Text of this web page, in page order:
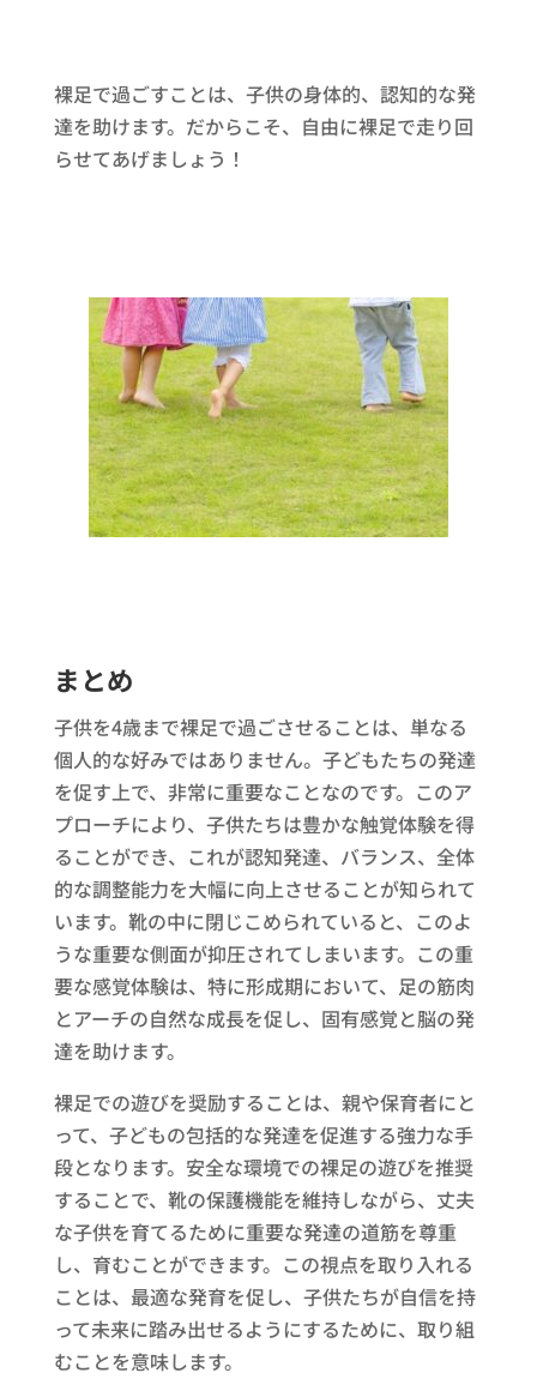
裸足で過ごすことは、子供の身体的、認知的な発
達を助けます。だからこそ、自由に裸足で走り回
らせてあげましょう！
まとめ
子供を4歳まで裸足で過ごさせることは、単なる
個人的な好みではありません。子どもたちの発達
を促す上で、非常に重要なことなのです。このア
プローチにより、子供たちは豊かな触覚体験を得
ることができ、これが認知発達、バランス、全体
的な調整能力を大幅に向上させることが知られて
います。靴の中に閉じこめられていると、このよ
うな重要な側面が抑圧されてしまいます。この重
要な感覚体験は、特に形成期において、足の筋肉
とアーチの自然な成長を促し、固有感覚と脳の発
達を助けます。
裸足での遊びを奨励することは、親や保育者にと
って、子どもの包括的な発達を促進する強力な手
段となります。安全な環境での裸足の遊びを推奨
することで、靴の保護機能を維持しながら、丈夫
な子供を育てるために重要な発達の道筋を尊重
し、育むことができます。この視点を取り入れる
ことは、最適な発育を促し、子供たちが自信を持
って未来に踏み出せるようにするために、取り組
むことを意味します。